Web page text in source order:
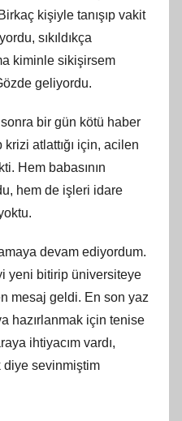
kişiyle tanışıp vakit
sıkıldıkça
kiminle sikişirsem
geliyordu.
bir gün kötü haber
atlattığı için, acilen
Hem babasının
hem de işleri idare
devam ediyordum.
yeni bitirip üniversiteye
mesaj geldi. En son yaz
hazırlanmak için tenise
ihtiyacım vardı,
sevinmiştim